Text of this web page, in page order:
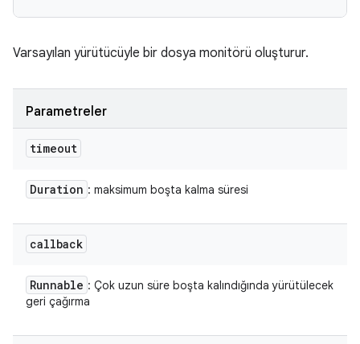
Varsayılan yürütücüyle bir dosya monitörü oluşturur.
Parametreler
timeout
Duration : maksimum boşta kalma süresi
callback
Runnable : Çok uzun süre boşta kalındığında yürütülecek
geri çağırma